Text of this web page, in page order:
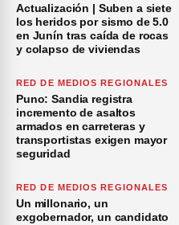
Actualización | Suben a siete
los heridos por sismo de 5.0
en Junín tras caída de rocas
y colapso de viviendas
RED DE MEDIOS REGIONALES
Puno: Sandia registra
incremento de asaltos
armados en carreteras y
transportistas exigen mayor
seguridad
RED DE MEDIOS REGIONALES
Un millonario, un
exgobernador, un candidato